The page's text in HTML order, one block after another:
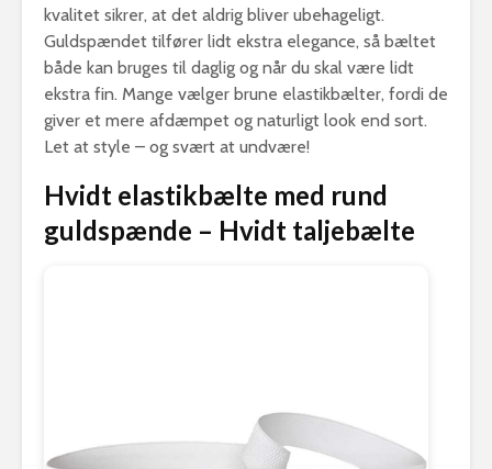
kvalitet sikrer, at det aldrig bliver ubehageligt.
Guldspændet tilfører lidt ekstra elegance, så bæltet
både kan bruges til daglig og når du skal være lidt
ekstra fin. Mange vælger brune elastikbælter, fordi de
giver et mere afdæmpet og naturligt look end sort.
Let at style – og svært at undvære!
Hvidt elastikbælte med rund
guldspænde – Hvidt taljebælte